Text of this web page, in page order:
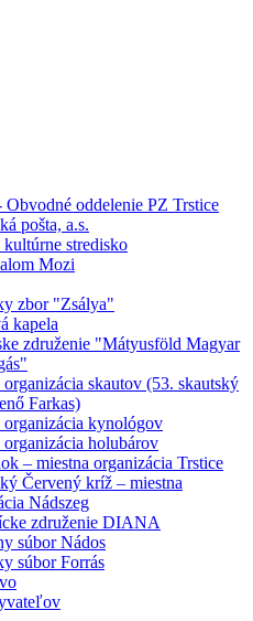
Obvodné oddelenie PZ Trstice
pošta, a.s.
kultúrne stredisko
Mozi
zbor "Zsálya"
kapela
združenie "Mátyusföld Magyar
skautov (53. skautský
Farkas)
organizácia kynológov
organizácia holubárov
– miestna organizácia Trstice
Červený kríž – miestna
Nádszeg
združenie DIANA
súbor Nádos
súbor Forrás